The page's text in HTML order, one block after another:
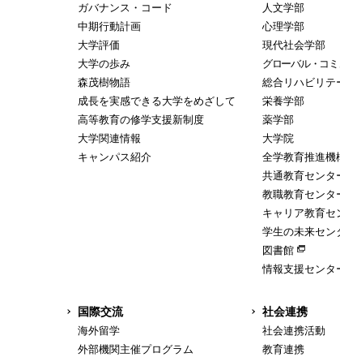
ガバナンス・コード
中期行動計画
大学評価
大学の歩み
森茂樹物語
成長を実感できる大学をめざして
高等教育の修学支援新制度
大学関連情報
キャンパス紹介
人文学部
心理学部
現代社会学部
グローバル・コ
総合リハビリテ
栄養学部
薬学部
大学院
全学教育推進機
共通教育センタ
教職教育センタ
キャリア教育セ
学生の未来セン
図書館
情報支援センタ
国際交流
海外留学
外部機関主催プログラム
社会連携
社会連携活動
教育連携